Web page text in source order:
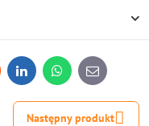
LinkedInWhatsApp
E-
mail
Następny produkt